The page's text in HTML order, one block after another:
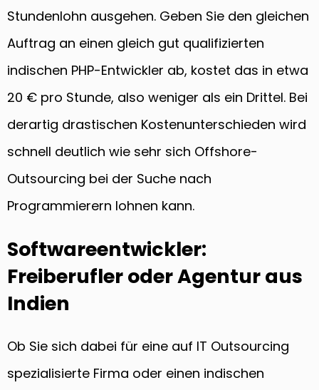
Stundenlohn ausgehen. Geben Sie den gleichen
Auftrag an einen gleich gut qualifizierten
indischen PHP-Entwickler ab, kostet das in etwa
20 € pro Stunde, also weniger als ein Drittel. Bei
derartig drastischen Kostenunterschieden wird
schnell deutlich wie sehr sich Offshore-
Outsourcing bei der Suche nach
Programmierern lohnen kann.
Softwareentwickler:
Freiberufler oder Agentur aus
Indien
Ob Sie sich dabei für eine auf IT Outsourcing
spezialisierte Firma oder einen indischen